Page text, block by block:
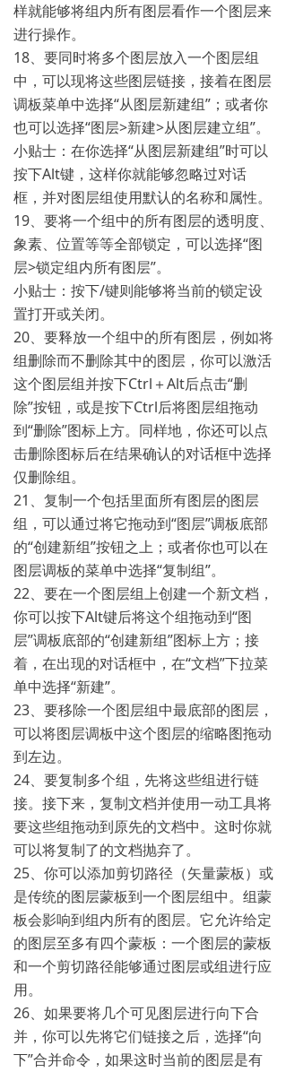
样就能够将组内所有图层看作一个图层来
进行操作。
18、要同时将多个图层放入一个图层组
中，可以现将这些图层链接，接着在图层
调板菜单中选择“从图层新建组”；或者你
也可以选择“图层>新建>从图层建立组”。
小贴士：在你选择“从图层新建组”时可以
按下Alt键，这样你就能够忽略过对话
框，并对图层组使用默认的名称和属性。
19、要将一个组中的所有图层的透明度、
象素、位置等等全部锁定，可以选择“图
层>锁定组内所有图层”。
小贴士：按下/键则能够将当前的锁定设
置打开或关闭。
20、要释放一个组中的所有图层，例如将
组删除而不删除其中的图层，你可以激活
这个图层组并按下Ctrl＋Alt后点击“删
除”按钮，或是按下Ctrl后将图层组拖动
到“删除”图标上方。同样地，你还可以点
击删除图标后在结果确认的对话框中选择
仅删除组。
21、复制一个包括里面所有图层的图层
组，可以通过将它拖动到“图层”调板底部
的“创建新组”按钮之上；或者你也可以在
图层调板的菜单中选择“复制组”。
22、要在一个图层组上创建一个新文档，
你可以按下Alt键后将这个组拖动到“图
层”调板底部的“创建新组”图标上方；接
着，在出现的对话框中，在“文档”下拉菜
单中选择“新建”。
23、要移除一个图层组中最底部的图层，
可以将图层调板中这个图层的缩略图拖动
到左边。
24、要复制多个组，先将这些组进行链
接。接下来，复制文档并使用一动工具将
要这些组拖动到原先的文档中。这时你就
可以将复制了的文档抛弃了。
25、你可以添加剪切路径（矢量蒙板）或
是传统的图层蒙板到一个图层组中。组蒙
板会影响到组内所有的图层。它允许给定
的图层至多有四个蒙板：一个图层的蒙板
和一个剪切路径能够通过图层或组进行应
用。
26、如果要将几个可见图层进行向下合
并，你可以先将它们链接之后，选择“向
下”合并命令，如果这时当前的图层是有